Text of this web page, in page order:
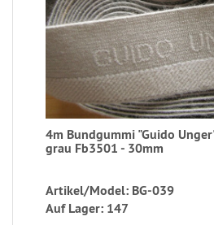
4m Bundgummi "Guido
grau Fb3501 - 30mm
Artikel/Model: BG-039
Auf Lager: 147